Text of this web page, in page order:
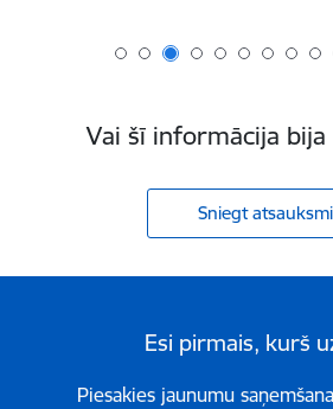
Vai šī informācija bija
Sniegt atsauksmi
Esi pirmais, kurš
Piesakies jaunumu